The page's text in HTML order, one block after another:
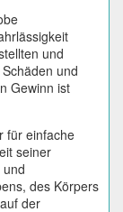
und
und
Gewinn ist
für einfache
seiner
des Körpers
der